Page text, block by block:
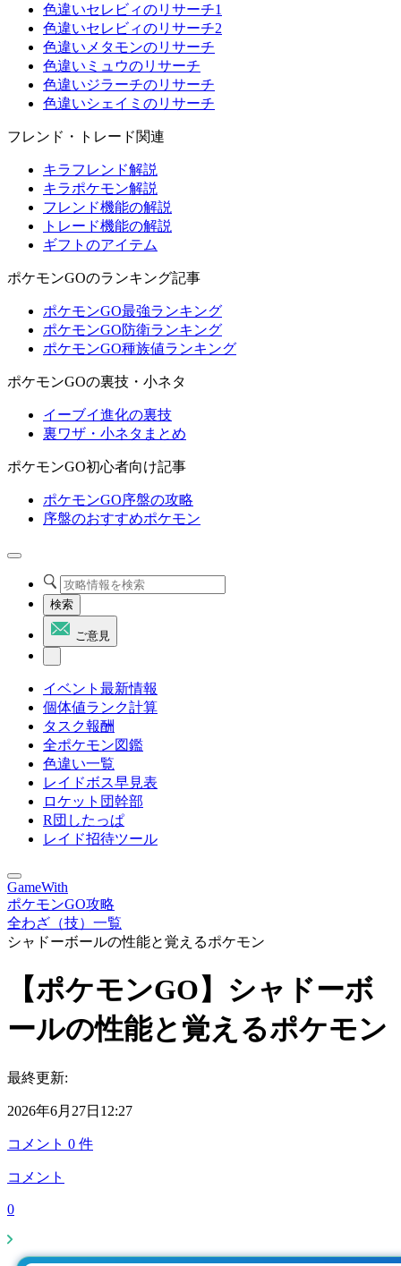
色違いセレビィのリサーチ1
色違いセレビィのリサーチ2
色違いメタモンのリサーチ
色違いミュウのリサーチ
色違いジラーチのリサーチ
色違いシェイミのリサーチ
フレンド・トレード関連
キラフレンド解説
キラポケモン解説
フレンド機能の解説
トレード機能の解説
ギフトのアイテム
ポケモンGOのランキング記事
ポケモンGO最強ランキング
ポケモンGO防衛ランキング
ポケモンGO種族値ランキング
ポケモンGOの裏技・小ネタ
イーブイ進化の裏技
裏ワザ・小ネタまとめ
ポケモンGO初心者向け記事
ポケモンGO序盤の攻略
序盤のおすすめポケモン
検索
ご意見
イベント最新情報
個体値ランク計算
タスク報酬
全ポケモン図鑑
色違い一覧
レイドボス早見表
ロケット団幹部
R団したっぱ
レイド招待ツール
GameWith
ポケモンGO攻略
全わざ（技）一覧
シャドーボールの性能と覚えるポケモン
【ポケモンGO】シャドーボ
ールの性能と覚えるポケモン
最終更新:
2026年6月27日12:27
コメント 0 件
コメント
0